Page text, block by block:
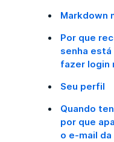
Markdown
Por que
senha
fazer login
Seu perfil
Quando
por que
o e-mail da